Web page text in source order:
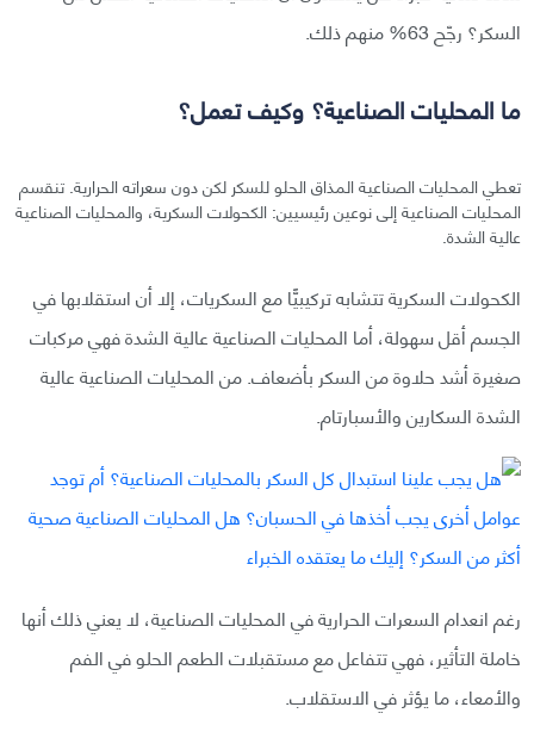
السكر؟ رجّح 63% منهم ذلك.
ما المحليات الصناعية؟ وكيف تعمل؟
تعطي المحليات الصناعية المذاق الحلو للسكر لكن دون سعراته الحرارية. تنقسم
المحليات الصناعية إلى نوعين رئيسيين: الكحولات السكرية، والمحليات الصناعية
عالية الشدة.
الكحولات السكرية تتشابه تركيبيًّا مع السكريات، إلا أن استقلابها في
الجسم أقل سهولة، أما المحليات الصناعية عالية الشدة فهي مركبات
صغيرة أشد حلاوة من السكر بأضعاف. من المحليات الصناعية عالية
الشدة السكارين والأسبارتام.
رغم انعدام السعرات الحرارية في المحليات الصناعية، لا يعني ذلك أنها
خاملة التأثير، فهي تتفاعل مع مستقبلات الطعم الحلو في الفم
والأمعاء، ما يؤثر في الاستقلاب.